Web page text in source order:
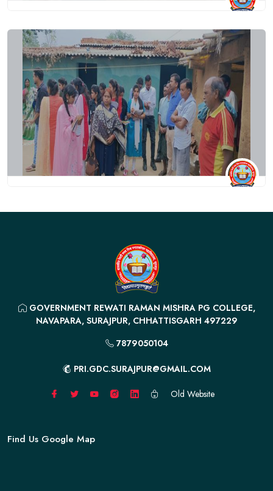
GOVERNMENT REWATI RAMAN MISHRA PG COLLEGE,
NAVAPARA, SURAJPUR, CHHATTISGARH 497229
7879050104
PRI.GDC.SURAJPUR@GMAIL.COM
Old Website
Find Us Google Map